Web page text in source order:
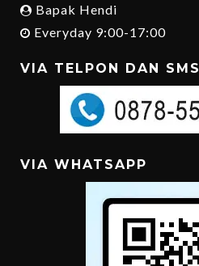
Bapak Hendi
Everyday 9:00-17:00
VIA TELPON DAN SMS
VIA WHATSAPP